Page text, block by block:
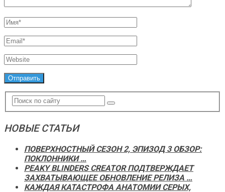
НОВЫЕ СТАТЬИ
ПОВЕРХНОСТНЫЙ СЕЗОН 2, ЭПИЗОД 3 ОБЗОР:
ПОКЛОННИКИ …
PEAKY BLINDERS CREATOR ПОДТВЕРЖДАЕТ
ЗАХВАТЫВАЮЩЕЕ ОБНОВЛЕНИЕ РЕЛИЗА …
КАЖДАЯ КАТАСТРОФА АНАТОМИИ СЕРЫХ,